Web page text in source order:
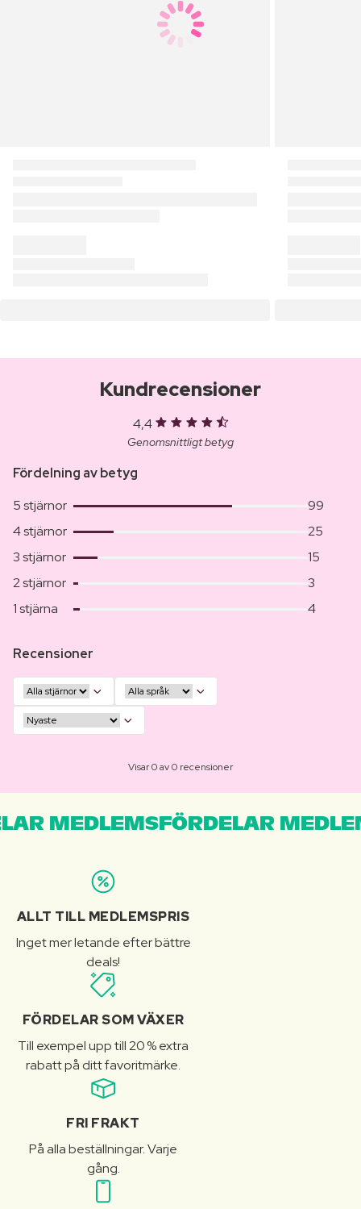
Kundrecensioner
4,4
Genomsnittligt betyg
Fördelning av betyg
5 stjärnor
99
4 stjärnor
25
3 stjärnor
15
2 stjärnor
3
1 stjärna
4
Recensioner
Visar 0 av 0 recensioner
MEDLEMSFÖRDELAR
ALLT TILL MEDLEMSPRIS
Inget mer letande efter bättre
deals!
FÖRDELAR SOM VÄXER
Till exempel upp till 20 % extra
rabatt på ditt favoritmärke.
FRI FRAKT
På alla beställningar. Varje
gång.